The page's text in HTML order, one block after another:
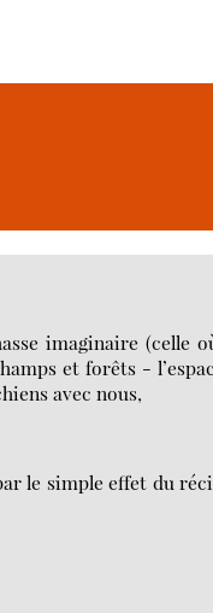
imaginaire (celle
et forêts -
avec nous,
le simple effet du